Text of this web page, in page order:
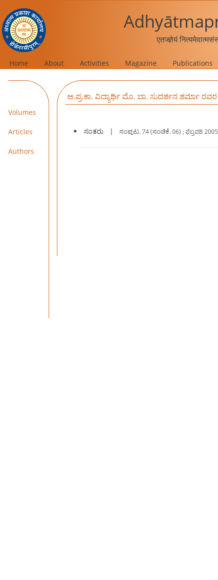
एतज्ज्ञेयं
Home About Activities Magazine Publications
Volumes
Articles
Authors
ಅ.ಪ್ರ.ಕಾ. ವಿದ್ಯಾರ್ಥಿ ಮೊ. ಬಾ. ಸುದರ್ಶನ ಶರ್ಮಾ
ಸಂತರು | ಸಂಪುಟ.74 (ಸಂಚಿಕೆ.06) ; ಫೆಬ್ರವರಿ 2005